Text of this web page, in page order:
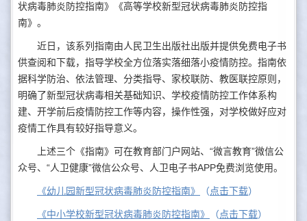
状病毒肺炎防控指南》《高等学校新型冠状病毒肺炎防控指
南》。
近日，该系列指南由人民卫生出版社出版并提供免费电子书
供查阅和下载，指导学校全方位落实落细落小疫情防控。指南依
据科学防治、依法管理、分类指导、家校联防、教医联控原则，
明确了新型冠状病毒相关基础知识、学校疫情防控工作体系构
建、开学前后疫情防控工作等内容，操作性强，对学校做好应对
疫情工作具有较好指导意义。
上述三个《指南》可在教育部门户网站、“微言教育”微信公
众号、“人卫健康”微信公众号、人卫电子书APP免费浏览使用。
《幼儿园新型冠状病毒肺炎防控指南》 （点击下载）
《中小学校新型冠状病毒肺炎防控指南》 （点击下载）